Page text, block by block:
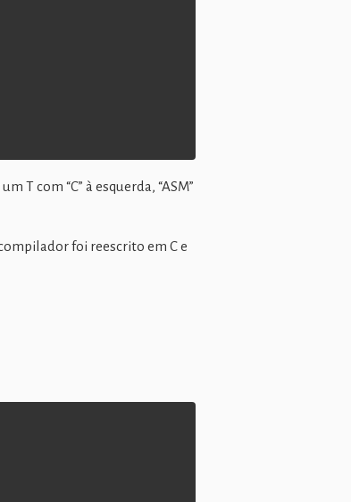
T com “C” à esquerda, “ASM”
foi reescrito em C e